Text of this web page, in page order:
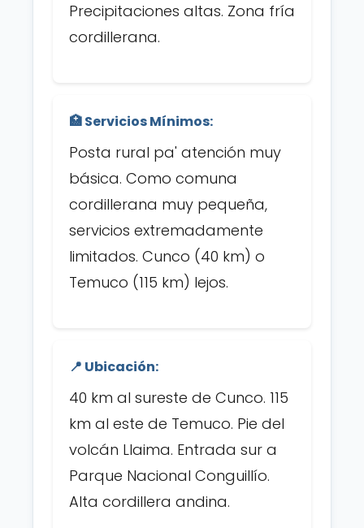
Precipitaciones altas. Zona fría
cordillerana.
🏥 Servicios Mínimos:
Posta rural pa' atención muy
básica. Como comuna
cordillerana muy pequeña,
servicios extremadamente
limitados. Cunco (40 km) o
Temuco (115 km) lejos.
📍 Ubicación:
40 km al sureste de Cunco. 115
km al este de Temuco. Pie del
volcán Llaima. Entrada sur a
Parque Nacional Conguillío.
Alta cordillera andina.